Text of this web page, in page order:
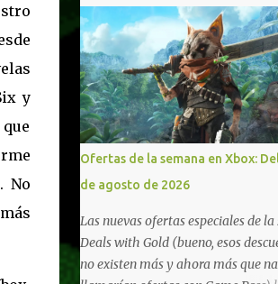
y
No
Ofertas de la semana en Xbox:
de agosto de 2026
Las nuevas ofertas especiales de
Deals with Gold (bueno, esos
no existen más y ahora más que